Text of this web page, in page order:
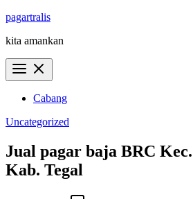
Skip
content
pagartralis
kita amankan
Cabang
Uncategorized
Jual pagar baja BRC
Kab. Tegal